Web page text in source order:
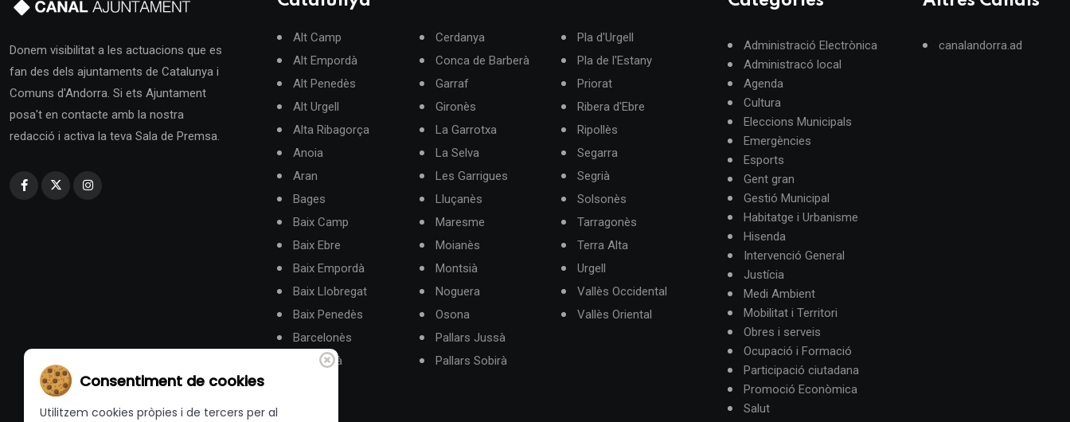
Donem visibilitat a les actuacions que es
fan des dels ajuntaments de Catalunya i
Comuns d'Andorra. Si ets Ajuntament
posa't en contacte amb la nostra
redacció i activa la teva Sala de Premsa.
Alt Camp
Alt Empordà
Alt Penedès
Alt Urgell
Alta Ribagorça
Anoia
Aran
Bages
Baix Camp
Baix Ebre
Baix Empordà
Baix Llobregat
Baix Penedès
Barcelonès
Berguedà
Cerdanya
Conca de Barberà
Garraf
Gironès
La Garrotxa
La Selva
Les Garrigues
Lluçanès
Maresme
Moianès
Montsià
Noguera
Osona
Pallars Jussà
Pallars Sobirà
Pla d'Urgell
Pla de l'Estany
Priorat
Ribera d'Ebre
Ripollès
Segarra
Segrià
Solsonès
Tarragonès
Terra Alta
Urgell
Vallès Occidental
Vallès Oriental
Administració Electrònica
Administracó local
Agenda
Cultura
Eleccions Municipals
Emergències
Esports
Gent gran
Gestió Municipal
Habitatge i Urbanisme
Hisenda
Intervenció General
Justícia
Medi Ambient
Mobilitat i Territori
Obres i serveis
Ocupació i Formació
Participació ciutadana
Promoció Econòmica
Salut
canalandorra.ad
Consentiment de cookies
Utilitzem cookies pròpies i de tercers per al